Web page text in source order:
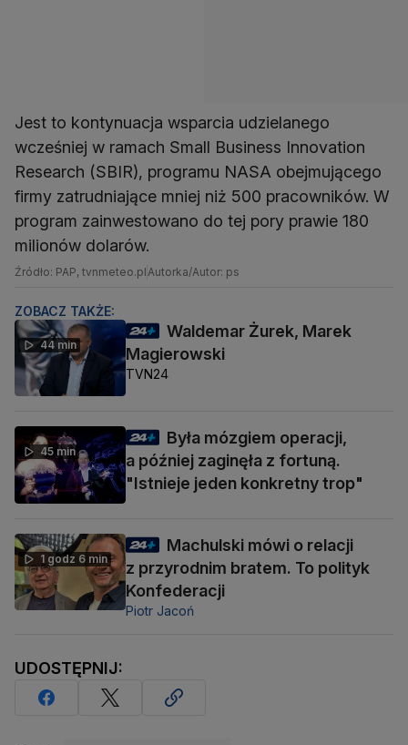
Jest to kontynuacja wsparcia udzielanego
wcześniej w ramach Small Business Innovation
Research (SBIR), programu NASA obejmującego
firmy zatrudniające mniej niż 500 pracowników. W
program zainwestowano do tej pory prawie 180
milionów dolarów.
Źródło: PAP, tvnmeteo.plAutorka/Autor: ps
ZOBACZ TAKŻE:
44 min
Waldemar Żurek, Marek
Magierowski
TVN24
45 min
Była mózgiem operacji,
a później zaginęła z fortuną.
"Istnieje jeden konkretny trop"
1 godz 6 min
Machulski mówi o relacji
z przyrodnim bratem. To polityk
Konfederacji
Piotr Jacoń
UDOSTĘPNIJ: